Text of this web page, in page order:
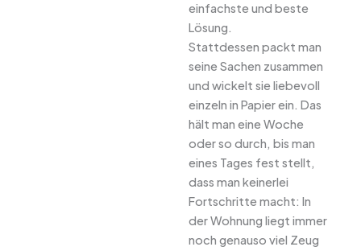
einfachste und beste
Lösung.
Stattdessen packt man
seine Sachen zusammen
und wickelt sie liebevoll
einzeln in Papier ein. Das
hält man eine Woche
oder so durch, bis man
eines Tages fest stellt,
dass man keinerlei
Fortschritte macht: In
der Wohnung liegt immer
noch genauso viel Zeug